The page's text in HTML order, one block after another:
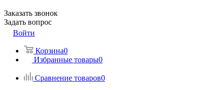
Заказать звонок
Задать вопрос
Войти
Корзина0
Избранные товары0
Сравнение товаров0